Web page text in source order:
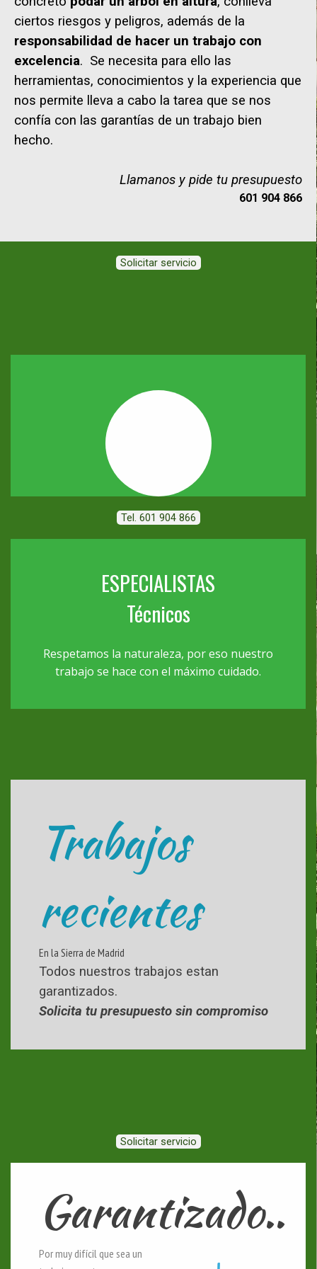
ciertos riesgos y peligros, además de la
responsabilidad de hacer un trabajo con
excelencia. Se necesita para ello las
herramientas, conocimientos y la experiencia que
nos permite lleva a cabo la tarea que se nos
confía con las garantías de un trabajo bien
hecho.
Llamanos y pide tu presupuesto
601 904 866
Solicitar servicio
Tel. 601 904 866
ESPECIALISTAS
Técnicos
Respetamos la naturaleza, por eso nuestro
trabajo se hace con el máximo cuidado.
Trabajos
recientes
En la Sierra de Madrid
Todos nuestros trabajos estan
garantizados.
Solicita tu presupuesto sin compromiso
Solicitar servicio
Garantizado..
Por muy difícil que sea un